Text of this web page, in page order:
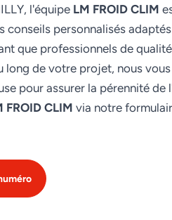
l'équipe LM FROID CLIM
conseils personnalisés
que professionnels de
long de votre projet, nous
pour assurer la pérennité de
FROID CLIM via notre